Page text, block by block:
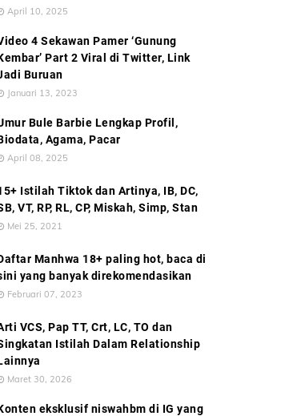
April 10, 2025
4 Sekawan Pamer ‘Gunung
Part 2 Viral di Twitter, Link
Buruan
Januari 13, 2023
Bule Barbie Lengkap Profil,
Agama, Pacar
April 08, 2025
Istilah Tiktok dan Artinya, IB, DC,
VT, RP, RL, CP, Miskah, Simp, Stan
Mei 25, 2021
Manhwa 18+ paling hot, baca di
yang banyak direkomendasikan
Februari 07, 2023
VCS, Pap TT, Crt, LC, TO dan
Istilah Dalam Relationship
Maret 30, 2026
eksklusif niswahbm di IG yang